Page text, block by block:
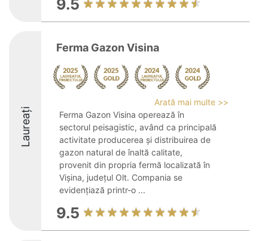
9.5
Laureați
Ferma Gazon Visina
Arată mai multe >>
Ferma Gazon Visina operează în
sectorul peisagistic, având ca principală
activitate producerea și distribuirea de
gazon natural de înaltă calitate,
provenit din propria fermă localizată în
Vișina, județul Olt. Compania se
evidențiază printr-o ...
9.5